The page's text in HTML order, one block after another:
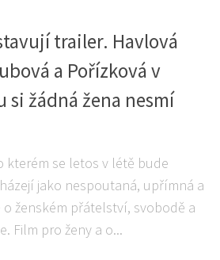
trailer. Havlová
a Pořízková v
si žádná žena nesmí
kterém se letos v létě bude
jako nespoutaná, upřímná a
ženském přátelství, svobodě a
Film pro ženy a o...